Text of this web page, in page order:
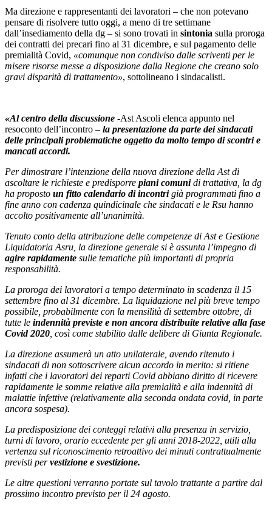
Ma direzione e rappresentanti dei lavoratori – che non potevano
pensare di risolvere tutto oggi, a meno di tre settimane
dall’insediamento della dg – si sono trovati in sintonia sulla proroga
dei contratti dei precari fino al 31 dicembre, e sul pagamento delle
premialità Covid, «comunque non condiviso dalle scriventi per le
misere risorse messe a disposizione dalla Regione che creano solo
gravi disparità di trattamento», sottolineano i sindacalisti.
«Al centro della discussione -Ast Ascoli elenca appunto nel
resoconto dell’incontro – la presentazione da parte dei sindacati
delle principali problematiche oggetto da molto tempo di scontri e
mancati accordi.
Per dimostrare l’intenzione della nuova direzione della Ast di
ascoltare le richieste e predisporre piani comunidi trattativa, la dg
ha proposto un fitto calendario di incontrigià programmati fino a
fine anno con cadenza quindicinale che sindacati e le Rsu hanno
accolto positivamente all’unanimità.
Tenuto conto della attribuzione delle competenze di Ast e Gestione
Liquidatoria Asru, la direzione generale si è assunta l’impegno di
agire rapidamente sulle tematiche più importanti di propria
responsabilità.
La proroga dei lavoratori a tempo determinato in scadenza il 15
settembre fino al 31 dicembre. La liquidazione nel più breve tempo
possibile, probabilmente con la mensilità di settembre ottobre, di
tutte le indennità previste e non ancora distribuite relative alla fase
Covid 2020 , così come stabilito dalle delibere di Giunta Regionale.
La direzione assumerà un atto unilaterale, avendo ritenuto i
sindacati di non sottoscrivere alcun accordo in merito: si ritiene
infatti che i lavoratori dei reparti Covid abbiano diritto di ricevere
rapidamente le somme relative alla premialità e alla indennità di
malattie infettive (relativamente alla seconda ondata covid, in parte
ancora sospesa).
La predisposizione dei conteggi relativi alla presenza in servizio,
turni di lavoro, orario eccedente per gli anni 2018-2022, utili alla
vertenza sul riconoscimento retroattivo dei minuti contrattualmente
previsti pervestizione e svestizione.
Le altre questioni verranno portate sul tavolo trattante a partire dal
prossimo incontro previsto per il 24 agosto.